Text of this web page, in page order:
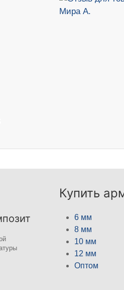
Купить
6 мм
8 мм
10 мм
12 мм
Оптом